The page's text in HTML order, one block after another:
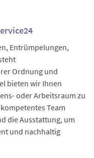
Entrümpelungen,
Ordnung und
bieten wir Ihnen
oder Arbeitsraum zu
Team
die Ausstattung, um
und nachhaltig